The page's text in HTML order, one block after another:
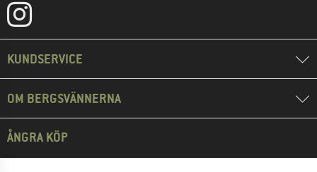
KUNDSERVICE
OM BERGSVÄNNERNA
ÅNGRA KÖP